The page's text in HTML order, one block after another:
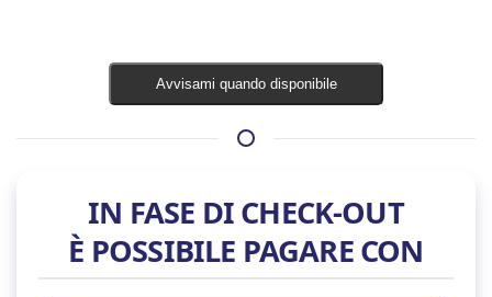
Avvisami quando disponibile
IN FASE DI CHECK-OUT
È POSSIBILE PAGARE CON